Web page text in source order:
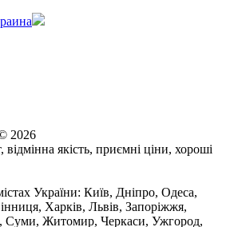
2026
якість, приємні ціни, хороші
України: Київ, Дніпро, Одеса,
Харків, Львів, Запоріжжя,
Суми, Житомир, Черкаси, Ужгород,